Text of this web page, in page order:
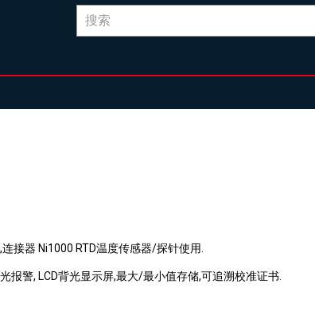
接器 Ni1000 RTD温度传感器/探针使用.
报警, LCD背光显示屏,最大/最小值存储,可追溯校准证书.